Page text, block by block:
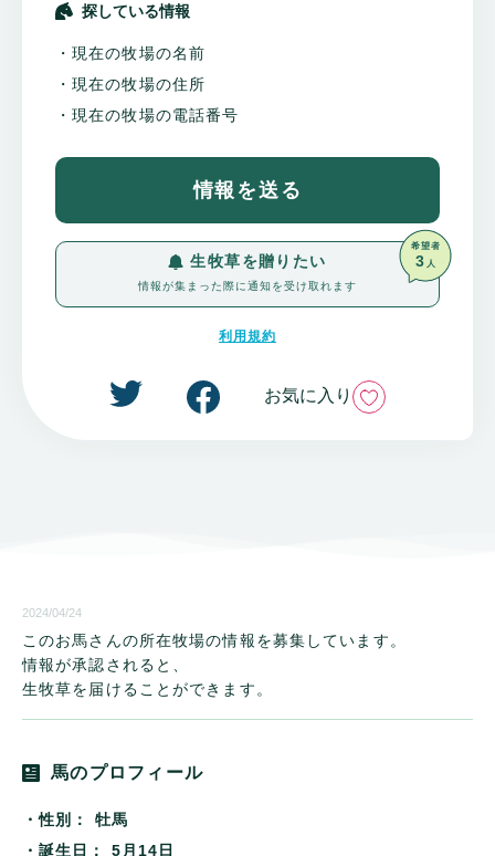
探している情報
・現在の牧場の名前
・現在の牧場の住所
・現在の牧場の電話番号
情報を送る
生牧草を贈りたい
情報が集まった際に通知を受け取れます
希望者
3 人
利用規約
お気に入り
2024/04/24
このお馬さんの所在牧場の情報を募集しています。
情報が承認されると、
生牧草を届けることができます。
馬のプロフィール
・性別：
牡馬
・誕生日：
5月14日